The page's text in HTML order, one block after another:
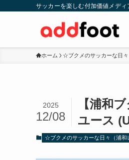
サッカーを楽しむ付加価値メディ
ホーム ☆ブクメのサッカーな日々
【浦和
ユース
2025
12/08
☆ブクメのサッカーな日々（浦和